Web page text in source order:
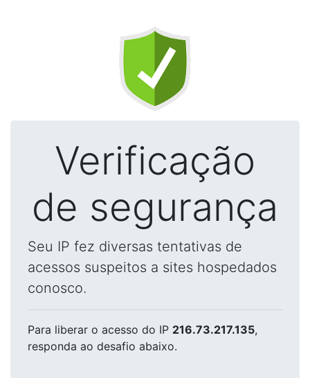
Verificação
de segurança
Seu IP fez diversas tentativas de
acessos suspeitos a sites hospedados
conosco.
Para liberar o acesso do IP 216.73.217.135,
responda ao desafio abaixo.